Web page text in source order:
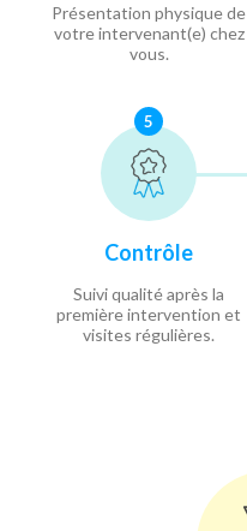
Présentation physique de
votre intervenant(e) chez
vous.
5
Contrôle
Suivi qualité après la
première intervention et
visites régulières.